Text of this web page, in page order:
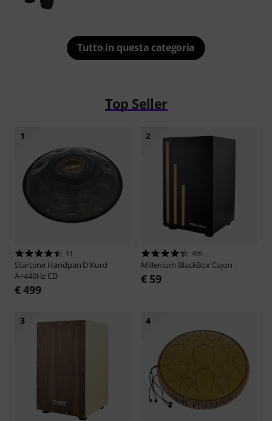
Tutto in questa categoria
Top Seller
1
11
Startone Handpan D Kurd
A=440Hz CD
€ 499
2
499
Millenium BlackBox Cajon
€ 59
3 4